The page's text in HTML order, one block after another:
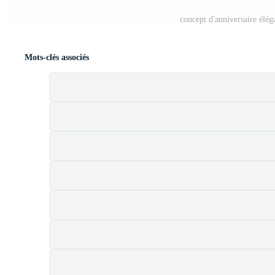
concept d'anniversaire
Mots-clés associés